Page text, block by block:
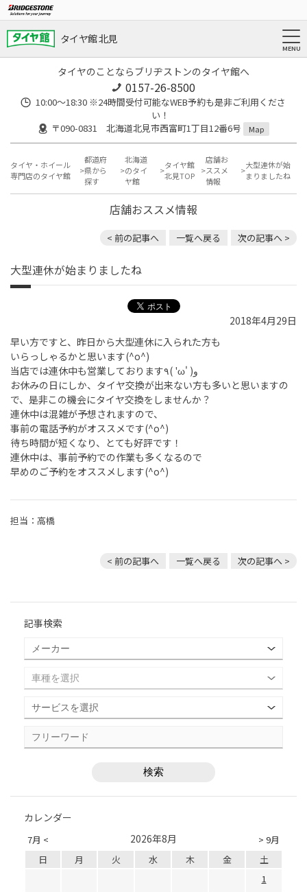
タイヤ館 北見
タイヤのことならブリヂストンのタイヤ館へ
0157-26-8500
10:00～18:30 ※24時間受付可能なWEB予約も是非ご利用くださ
い！
〒090-0831 北海道北見市西富町1丁目12番6号
Map
タイヤ・ホイール
専門店のタイヤ館
都道府
県から
探す
北海道
のタイ
ヤ館
タイヤ館
北見TOP
店舗お
ススメ
情報
大型連休が始
まりましたね
店舗おススメ情報
< 前の記事へ 一覧へ戻る 次の記事へ >
大型連休が始まりましたね
2018年4月29日
早い方ですと、昨日から大型連休に入られた方も
いらっしゃるかと思います(^o^)
当店では連休中も営業しております٩( 'ω' )و
お休みの日にしか、タイヤ交換が出来ない方も多いと思いますの
で、是非この機会にタイヤ交換をしませんか？
連休中は混雑が予想されますので、
事前の電話予約がオススメです(^o^)
待ち時間が短くなり、とても好評です！
連休中は、事前予約での作業も多くなるので
早めのご予約をオススメします(^o^)
担当：高橋
< 前の記事へ 一覧へ戻る 次の記事へ >
記事検索
カレンダー
7月 < > 9月
2026年8月
日 月 火 水 木 金
土
1